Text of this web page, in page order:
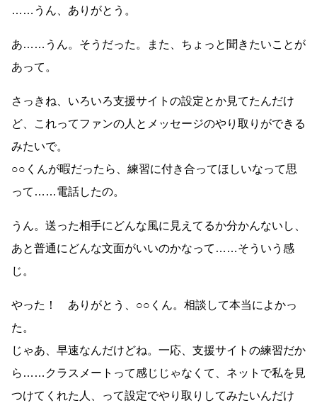
……うん、ありがとう。
あ……うん。そうだった。また、ちょっと聞きたいことが
あって。
さっきね、いろいろ支援サイトの設定とか見てたんだけ
ど、これってファンの人とメッセージのやり取りができる
みたいで。
○○くんが暇だったら、練習に付き合ってほしいなって思
って……電話したの。
うん。送った相手にどんな風に見えてるか分かんないし、
あと普通にどんな文面がいいのかなって……そういう感
じ。
やった！ ありがとう、○○くん。相談して本当によかっ
た。
じゃあ、早速なんだけどね。一応、支援サイトの練習だか
ら……クラスメートって感じじゃなくて、ネットで私を見
つけてくれた人、って設定でやり取りしてみたいんだけ